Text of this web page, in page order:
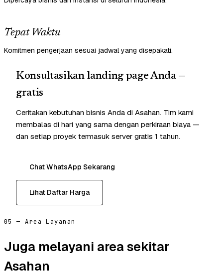
Tepat Waktu
Komitmen pengerjaan sesuai jadwal yang disepakati.
Konsultasikan landing page Anda —
gratis
Ceritakan kebutuhan bisnis Anda di Asahan. Tim kami
membalas di hari yang sama dengan perkiraan biaya —
dan setiap proyek termasuk server gratis 1 tahun.
Chat WhatsApp Sekarang
Lihat Daftar Harga
05 — Area Layanan
Juga melayani area sekitar
Asahan